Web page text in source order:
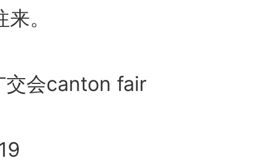
。
会canton fair